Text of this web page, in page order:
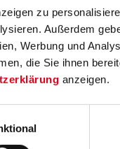
zu
Außerdem
Werbung und
die Sie ihnen
anzeigen.